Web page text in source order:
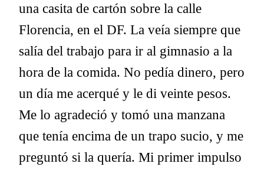
una casita de cartón sobre la calle
Florencia, en el DF. La veía siempre que
salía del trabajo para ir al gimnasio a la
hora de la comida. No pedía dinero, pero
un día me acerqué y le di veinte pesos.
Me lo agradeció y tomó una manzana
que tenía encima de un trapo sucio, y me
preguntó si la quería. Mi primer impulso